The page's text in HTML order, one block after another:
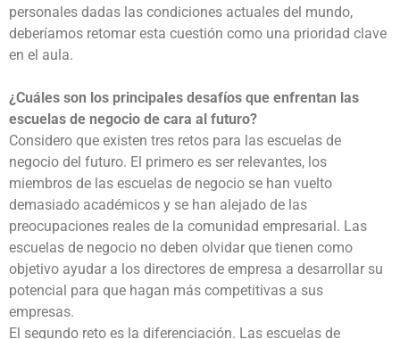
personales dadas las condiciones actuales del mundo,
deberíamos retomar esta cuestión como una prioridad clave
en el aula.
¿Cuáles son los principales desafíos que enfrentan las
escuelas de negocio de cara al futuro?
Considero que existen tres retos para las escuelas de
negocio del futuro. El primero es ser relevantes, los
miembros de las escuelas de negocio se han vuelto
demasiado académicos y se han alejado de las
preocupaciones reales de la comunidad empresarial. Las
escuelas de negocio no deben olvidar que tienen como
objetivo ayudar a los directores de empresa a desarrollar su
potencial para que hagan más competitivas a sus
empresas.
El segundo reto es la diferenciación. Las escuelas de